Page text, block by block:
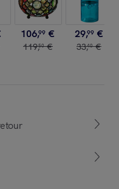
106,99 €
119,50 €
29,99 €
33,40 €